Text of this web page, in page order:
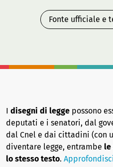
Fonte ufficiale e
I disegni di legge possono
deputati e i senatori, dal
dal Cnel e dai cittadini (con
diventare legge, entrambe le
lo stesso testo.